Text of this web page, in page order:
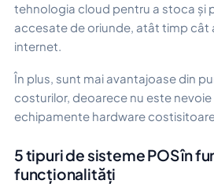
tehnologia cloud pentru a stoca și
accesate de oriunde, atât timp cât
internet.
În plus, sunt mai avantajoase din
costurilor, deoarece nu este nevoie
echipamente hardware
5 tipuri de sisteme POS în
funcționalități